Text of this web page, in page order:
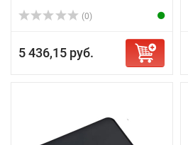
(0)
5 436,15 руб.